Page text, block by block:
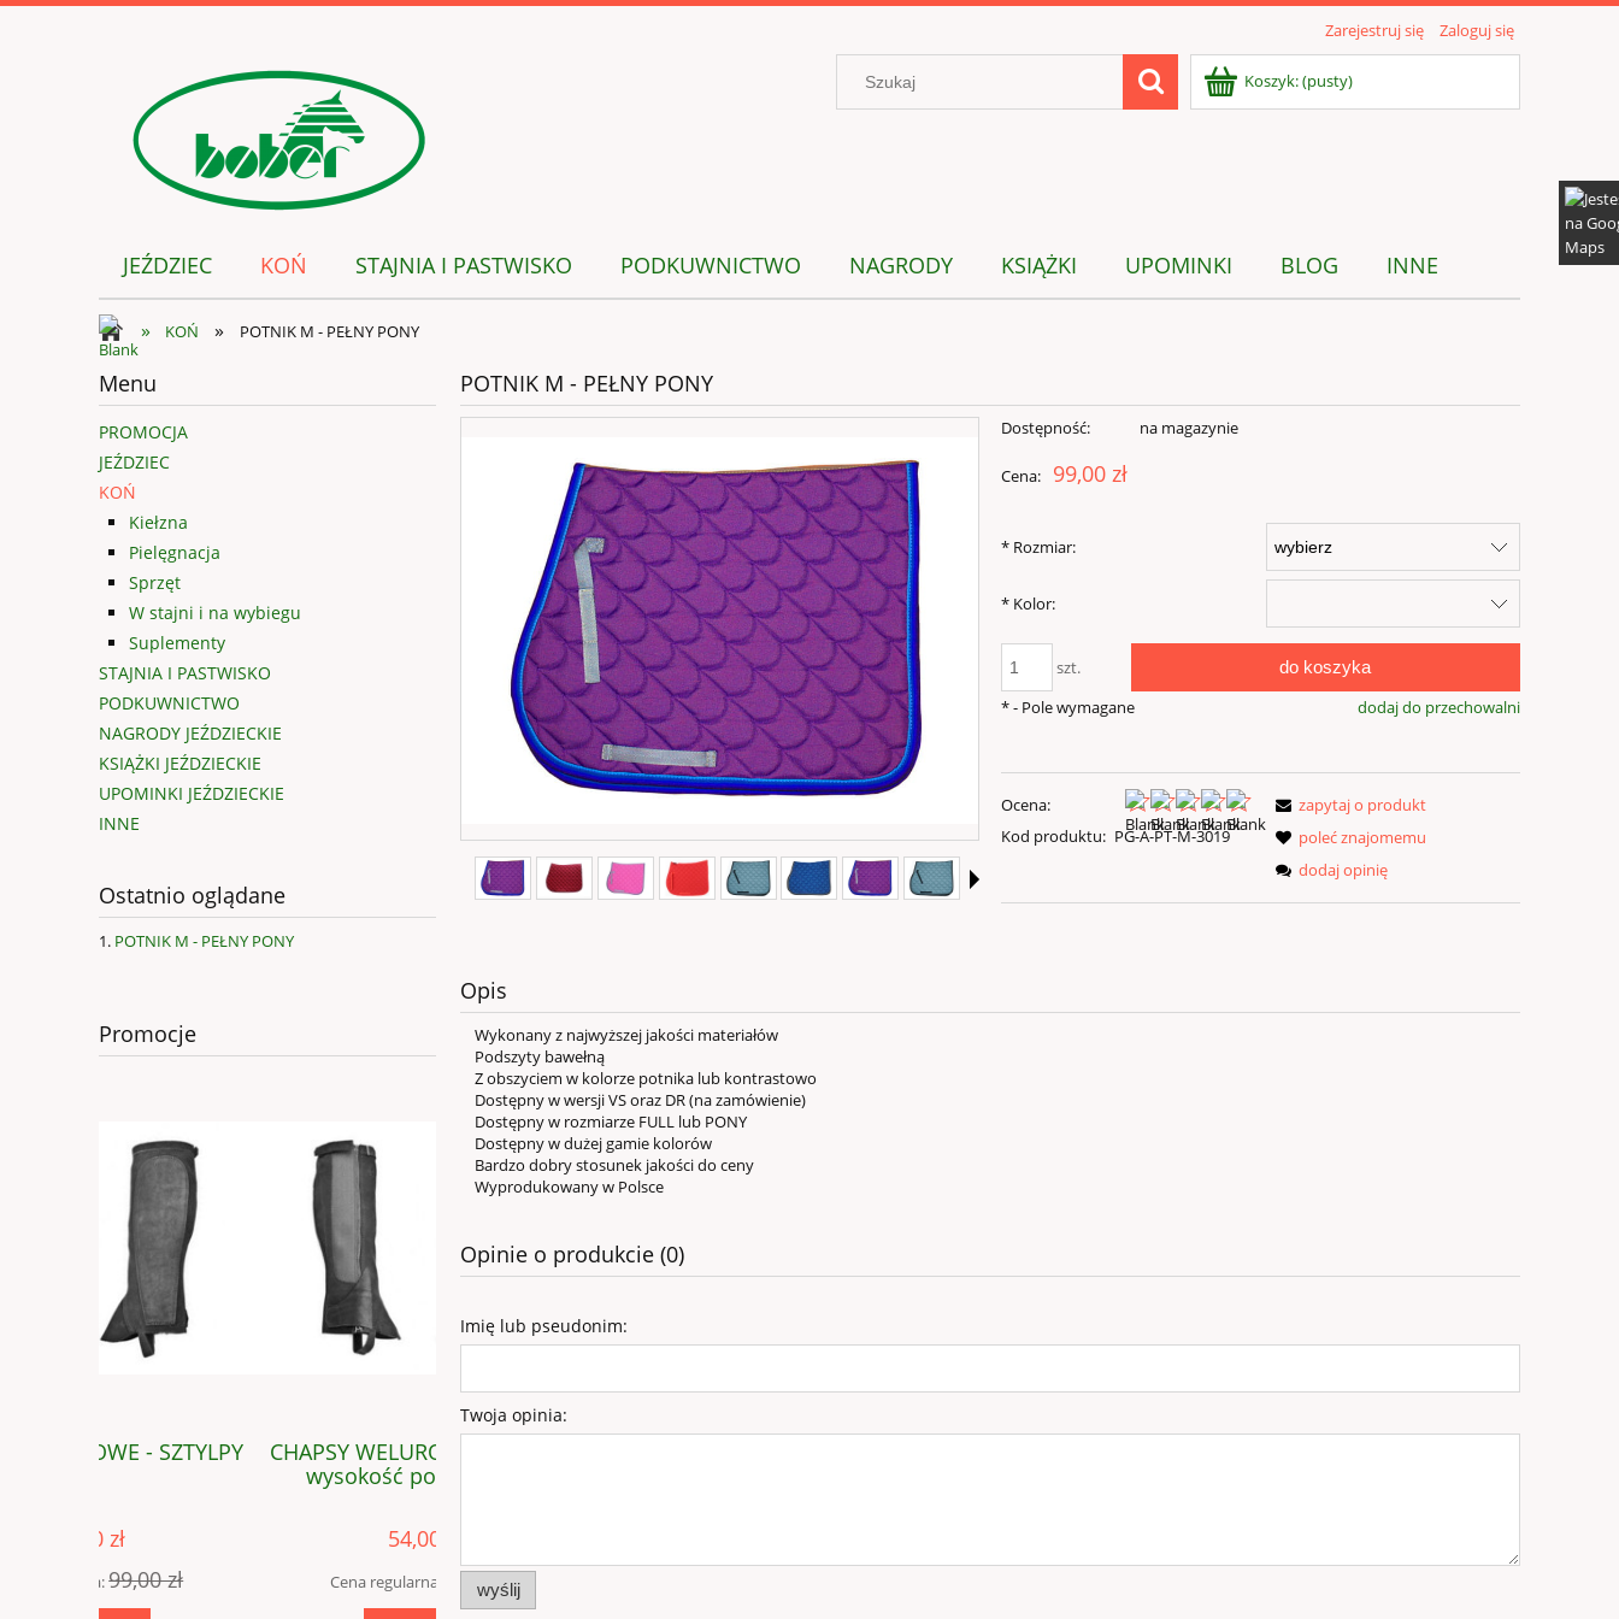
Zarejestruj się Zaloguj się
Koszyk:(pusty)
JEŹDZIEC KOŃ STAJNIA I PASTWISKO PODKUWNICTWO NAGRODY KSIĄŻKI UPOMINKI BLOG INNE
» KOŃ » POTNIK M - PEŁNY PONY
Menu
PROMOCJA
JEŹDZIEC
KOŃ
Kiełzna
Pielęgnacja
Sprzęt
W stajni i na wybiegu
Suplementy
STAJNIA I PASTWISKO
PODKUWNICTWO
NAGRODY JEŹDZIECKIE
KSIĄŻKI JEŹDZIECKIE
UPOMINKI JEŹDZIECKIE
INNE
Ostatnio oglądane
POTNIK M - PEŁNY PONY
Promocje
CHAPSY WELUROWE - SZTYLPY
wysokość poniżej 30cm
Cena regularna: 99,00 zł Cena regularna:
POTNIK M - PEŁNY PONY
Dostępność: na magazynie
Cena: 99,00 zł
* Rozmiar:
* Kolor:
szt. do koszyka
dodaj do przechowalni
*- Pole wymagane
Ocena:
Kod produktu: PG-A-PT-M-3019
zapytaj o produkt
poleć znajomemu
dodaj opinię
Opis
Wykonany z najwyższej jakości materiałów
Podszyty bawełną
Z obszyciem w kolorze potnika lub kontrastowo
Dostępny w wersji VS oraz DR (na zamówienie)
Dostępny w rozmiarze FULL lub PONY
Dostępny w dużej gamie kolorów
Bardzo dobry stosunek jakości do ceny
Wyprodukowany w Polsce
Opinie o produkcie (0)
Imię lub pseudonim:
Twoja opinia:
wyślij